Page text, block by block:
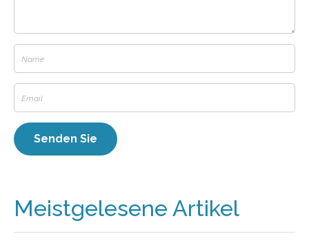
Meistgelesene Artikel